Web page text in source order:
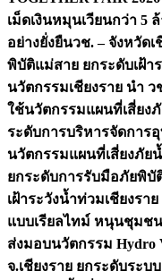
เม็ดเงินหมุนเวียนกว่า 5
อย่างยั่งยืนวช. – จังหวัด
พิบัติแม่สาย ยกระดับเฝ้า
นวัตกรรมเชียงราย นำ
ใช้นวัตกรรมแผนที่เสี่ยง
ระดับการบริหารจัดการ
นวัตกรรมแผนที่เสี่ยงภัย
ยกระดับการรับมือภัยพิบั
เฝ้าระวังน้ำท่วมเชียงรา
แบบเรียลไทม์ หนุนชุมช
ส่งมอบนวัตกรรม Hydro
จ.เชียงราย ยกระดับระ